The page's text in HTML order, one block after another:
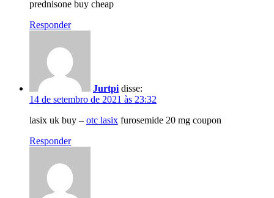
prednisone buy cheap
Responder
Jurtpi disse:
14 de setembro de 2021 às 23:32
lasix uk buy – otc lasix furosemide 20 mg coupon
Responder